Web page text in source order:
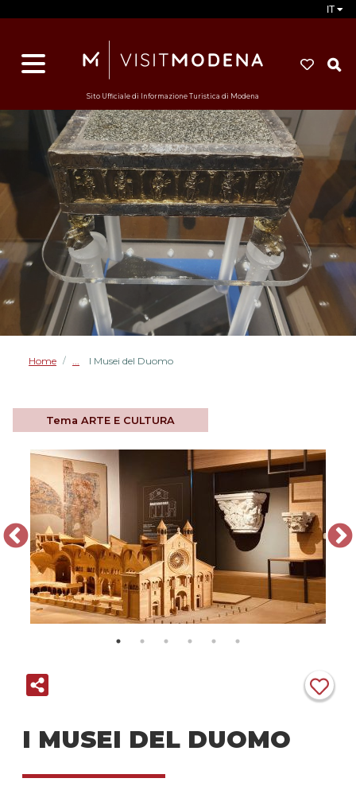
IT
Sito Ufficiale di Informazione Turistica di Modena
Home / I Musei del Duomo
Tema ARTE E CULTURA
I MUSEI DEL DUOMO